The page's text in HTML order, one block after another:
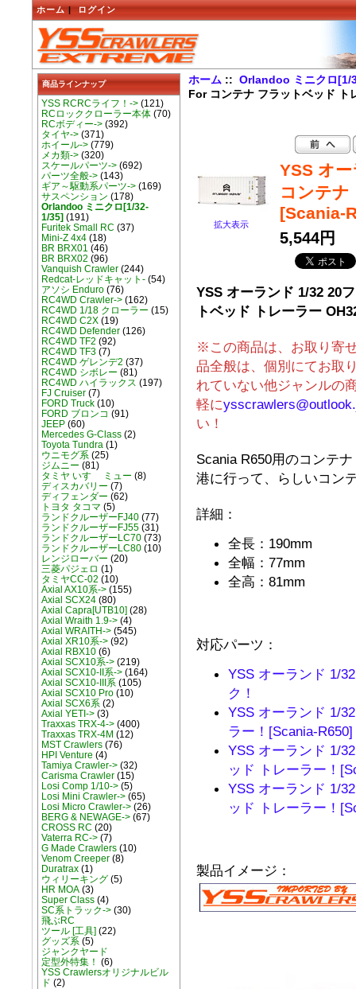
ホーム | ログイン
商品ラインナップ
YSS RCRCライフ！->(121)
RCロッククローラー本体(70)
RCボディー->(392)
タイヤ->(371)
ホイール->(779)
メカ類->(320)
スケールパーツ->(692)
パーツ全般->(143)
ギア～駆動系パーツ->(169)
サスペンション (178)
Orlandoo ミニクロ[1/32-
1/35] (191)
Furitek Small RC (37)
Mini-Z 4x4(18)
BR BRX01 (46)
BR BRX02 (96)
Vanquish Crawler(244)
Redcat-レッドキャット-(54)
アソシ Enduro(76)
RC4WD Crawler->(162)
RC4WD 1/18 クローラー (15)
RC4WD C2X(19)
RC4WD Defender(126)
RC4WD TF2 (92)
RC4WD TF3(7)
RC4WD ゲレンデ2 (37)
RC4WD シボレー (81)
RC4WD ハイラックス (197)
FJ Cruiser(7)
FORD Truck(10)
FORD ブロンコ (91)
JEEP(60)
Mercedes G-Class(2)
Toyota Tundra(1)
ウニモグ系(25)
ジムニー (81)
タミヤ いすゞ ミュー (8)
ディスカバリー (7)
ディフェンダー (62)
トヨタ タコマ (5)
ランドクルーザーFJ40(77)
ランドクルーザーFJ55(31)
ランドクルーザーLC70(73)
ランドクルーザーLC80(10)
レンジローバー (20)
三菱パジェロ (1)
タミヤCC-02 (10)
Axial AX10系->(155)
Axial SCX24(80)
Axial Capra[UTB10] (28)
Axial Wraith 1.9->(4)
Axial WRAITH->(545)
Axial XR10系->(92)
Axial RBX10(6)
Axial SCX10系->(219)
Axial SCX10-II系->(164)
Axial SCX10-III系(105)
Axial SCX10 Pro(10)
Axial SCX6系(2)
Axial YETI->(3)
Traxxas TRX-4->(400)
Traxxas TRX-4M (12)
MST Crawlers(76)
HPI Venture (4)
Tamiya Crawler->(32)
Carisma Crawler(15)
Losi Comp 1/10->(5)
Losi Mini Crawler->(65)
Losi Micro Crawler->(26)
BERG & NEWAGE->(67)
CROSS RC (20)
Vaterra RC->(7)
G Made Crawlers(10)
Venom Creeper(8)
Duratrax(1)
ウィリーキング(5)
HR MOA(3)
Super Class(4)
SC系トラック->(30)
飛ぶRC
ツール [工具] (22)
グッズ系(5)
ジャンクヤード
定型外特集！ (6)
YSS Crawlersオリジナルビル
ド (2)
ホーム ::Orlandoo ミニクロ[1/
For コンテナ フラットベッド
拡大表示
YSS オ
コンテナ
[Scania-
5,544円
YSS オーランド 1/32 20
トベッド トレーラー
※この商品は、お取り寄
品全般は、個別にてお取
れていない他ジャンルの
軽に
い！
Scania R650用のコンテ
港に行って、らしいコン
詳細：
全長：190mm
全幅：77mm
全高：81mm
対応パーツ：
YSS オーランド 1/
ク！
YSS オーランド 1/
ラー！[Scania-R650]
YSS オーランド 1/
ッド トレーラー！
YSS オーランド 1/
ッド トレーラー！
製品イメージ：